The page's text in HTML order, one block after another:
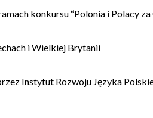
konkursu “Polonia i Polacy za
i Wielkiej Brytanii
Instytut Rozwoju Języka